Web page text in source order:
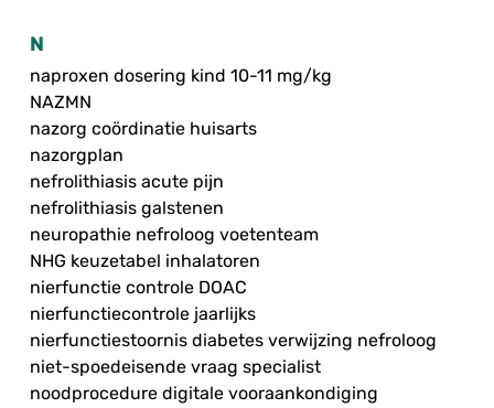
N
naproxen dosering kind 10-11 mg/kg
NAZMN
nazorg coördinatie huisarts
nazorgplan
nefrolithiasis acute pijn
nefrolithiasis galstenen
neuropathie nefroloog voetenteam
NHG keuzetabel inhalatoren
nierfunctie controle DOAC
nierfunctiecontrole jaarlijks
nierfunctiestoornis diabetes verwijzing nefroloog
niet-spoedeisende vraag specialist
noodprocedure digitale vooraankondiging